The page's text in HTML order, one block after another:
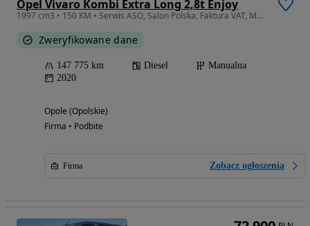
Opel Vivaro Kombi Extra Long 2,8t Enjoy
1997 cm3 • 150 KM • Serwis ASO, Salon Polska, Faktura VAT, Mazda Grupa Wróbel
Zweryfikowane dane
147 775 km Diesel
Manualna
2020
Opole (Opolskie)
Firma • Podbite
Firma Zobacz ogłoszenia